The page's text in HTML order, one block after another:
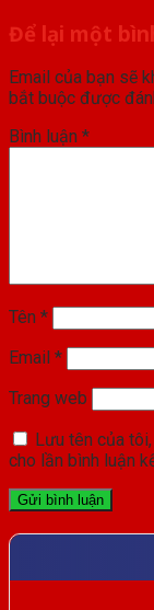
Để lại một
Email của bạn sẽ
bắt buộc được
Bình luận *
Tên *
Email *
Trang web
Lưu tên của
cho lần bình luận